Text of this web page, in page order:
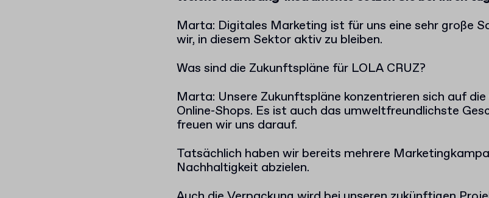
Marta: Digitales Marketing ist für uns eine sehr große
wir, in diesem Sektor aktiv zu bleiben.
Was sind die Zukunftspläne für LOLA CRUZ?
Marta: Unsere Zukunftspläne konzentrieren sich auf
Online-Shops. Es ist auch das umweltfreundlichste
freuen wir uns darauf.
Tatsächlich haben wir bereits mehrere
Nachhaltigkeit abzielen.